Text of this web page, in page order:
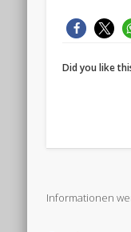
Did you like
Informationen